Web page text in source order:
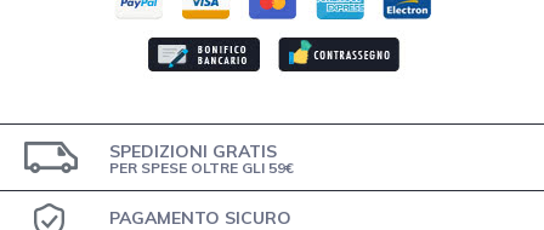
SPEDIZIONI GRATIS
PER SPESE OLTRE GLI 59€
PAGAMENTO SICURO